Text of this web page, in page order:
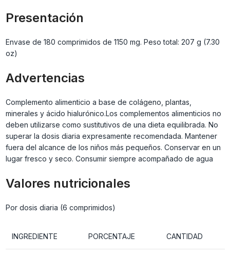
Presentación
Envase de 180 comprimidos de 1150 mg. Peso total: 207 g (7.30
oz)
Advertencias
Complemento alimenticio a base de colágeno, plantas,
minerales y ácido hialurónico.Los complementos alimenticios no
deben utilizarse como sustitutivos de una dieta equilibrada. No
superar la dosis diaria expresamente recomendada. Mantener
fuera del alcance de los niños más pequeños. Conservar en un
lugar fresco y seco. Consumir siempre acompañado de agua
Valores nutricionales
Por dosis diaria (6 comprimidos)
INGREDIENTE PORCENTAJE CANTIDAD